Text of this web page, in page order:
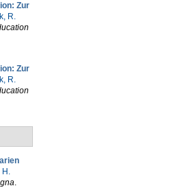
Zur
R.
Zur
R.
H.
.